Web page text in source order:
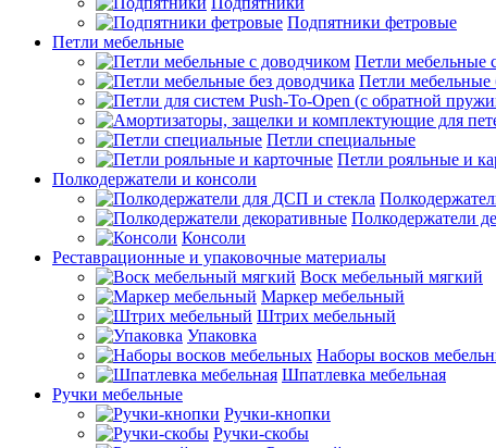
Подпятники фетровые
Петли мебельные
Петли мебельные
Петли мебельные
Петли специальные
Петли рояльные и
Полкодержатели и консоли
Полкодержатели
Консоли
Реставрационные и упаковочные материалы
Воск мебельный мягкий
Маркер мебельный
Штрих мебельный
Упаковка
Наборы восков
Шпатлевка мебельная
Ручки мебельные
Ручки-кнопки
Ручки-скобы